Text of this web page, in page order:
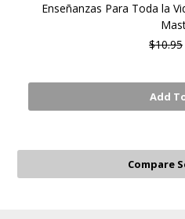
Enseñanzas Para Toda la
$10.95
Add